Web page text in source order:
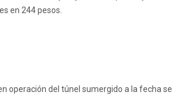
en 244 pesos.
operación del túnel sumergido a la fecha se